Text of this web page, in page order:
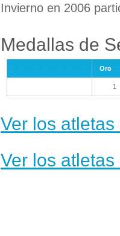
Invierno en 2006
Medallas de
Oro
1
Ver los
Ver los